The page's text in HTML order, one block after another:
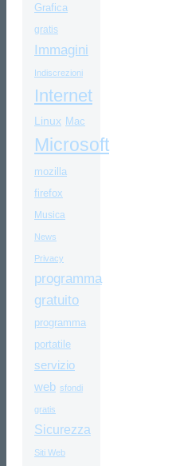
Grafica
gratis
Immagini
Indiscrezioni
Internet
Linux Mac
Microsoft
mozilla
firefox
Musica
News
Privacy
programma
gratuito
programma
portatile
servizio
web sfondi
gratis
Sicurezza
Siti Web